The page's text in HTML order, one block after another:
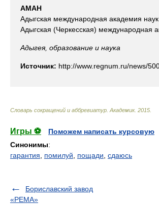
АМАН
Адыгская международная академия наук
Адыгская (Черкесская) международная
Адыгея, образование и наука
Источник: http://www.regnum.ru/news/
Словарь сокращений и аббревиатур Академик. 2015
Игры ⚽
Поможем написать курсовую
Синонимы:
гарантия
помилуй пощади сдаюсь
Бориславский завод
«РЕМА»